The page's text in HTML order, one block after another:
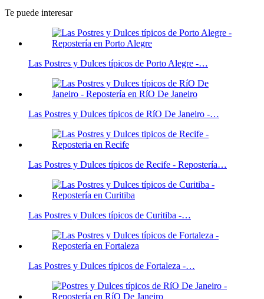
Te puede interesar
Las Postres y Dulces típicos de Porto Alegre -…
Las Postres y Dulces típicos de RíO De Janeiro -…
Las Postres y Dulces típicos de Recife - Repostería…
Las Postres y Dulces típicos de Curitiba -…
Las Postres y Dulces típicos de Fortaleza -…